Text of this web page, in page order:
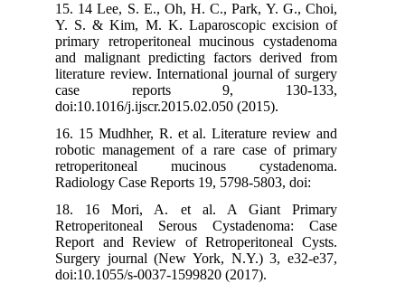
15. 14 Lee, S. E., Oh, H. C., Park, Y. G., Choi,
Y. S. & Kim, M. K. Laparoscopic excision of
primary retroperitoneal mucinous cystadenoma
and malignant predicting factors derived from
literature review. International journal of surgery
case reports 9, 130-133,
doi:10.1016/j.ijscr.2015.02.050 (2015).
16. 15 Mudhher, R. et al. Literature review and
robotic management of a rare case of primary
retroperitoneal mucinous cystadenoma.
Radiology Case Reports 19, 5798-5803, doi:
18. 16 Mori, A. et al. A Giant Primary
Retroperitoneal Serous Cystadenoma: Case
Report and Review of Retroperitoneal Cysts.
Surgery journal (New York, N.Y.) 3, e32-e37,
doi:10.1055/s-0037-1599820 (2017).